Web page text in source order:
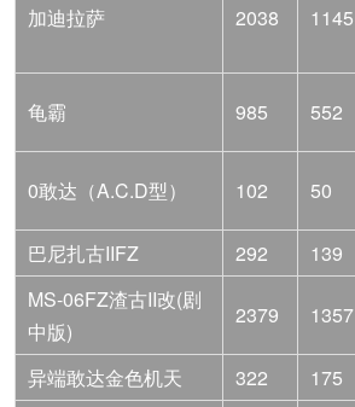
加迪拉萨 2038 1145
龟霸 985 552
0敢达（A.C.D型） 102 50
巴尼扎古IIFZ
292 139
MS-06FZ渣古II改(剧
中版)
2379 1357
异端敢达金色机天
322 175